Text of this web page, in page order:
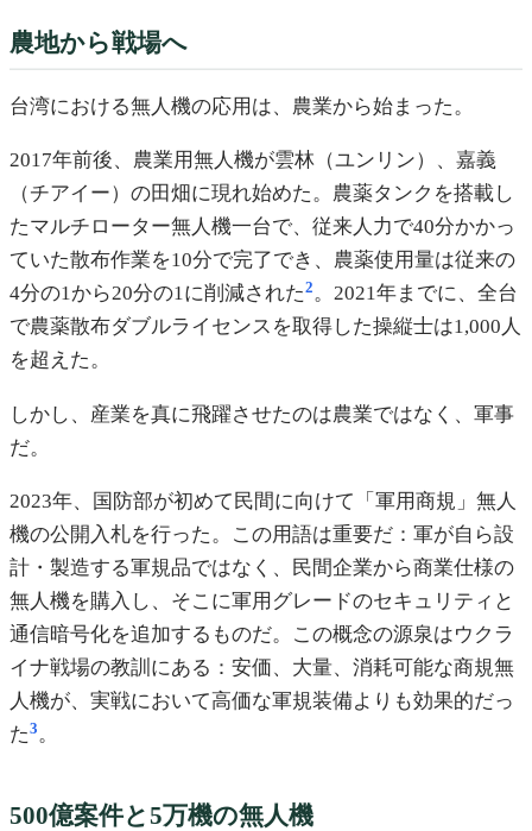
農地から戦場へ
台湾における無人機の応用は、農業から始まった。
2017年前後、農業用無人機が雲林（ユンリン）、嘉義
（チアイー）の田畑に現れ始めた。農薬タンクを搭載し
たマルチローター無人機一台で、従来人力で40分かかっ
ていた散布作業を10分で完了でき、農薬使用量は従来の
4分の1から20分の1に削減された2。2021年までに、全台
で農薬散布ダブルライセンスを取得した操縦士は1,000人
を超えた。
しかし、産業を真に飛躍させたのは農業ではなく、軍事
だ。
2023年、国防部が初めて民間に向けて「軍用商規」無人
機の公開入札を行った。この用語は重要だ：軍が自ら設
計・製造する軍規品ではなく、民間企業から商業仕様の
無人機を購入し、そこに軍用グレードのセキュリティと
通信暗号化を追加するものだ。この概念の源泉はウクラ
イナ戦場の教訓にある：安価、大量、消耗可能な商規無
人機が、実戦において高価な軍規装備よりも効果的だっ
た3。
500億案件と5万機の無人機